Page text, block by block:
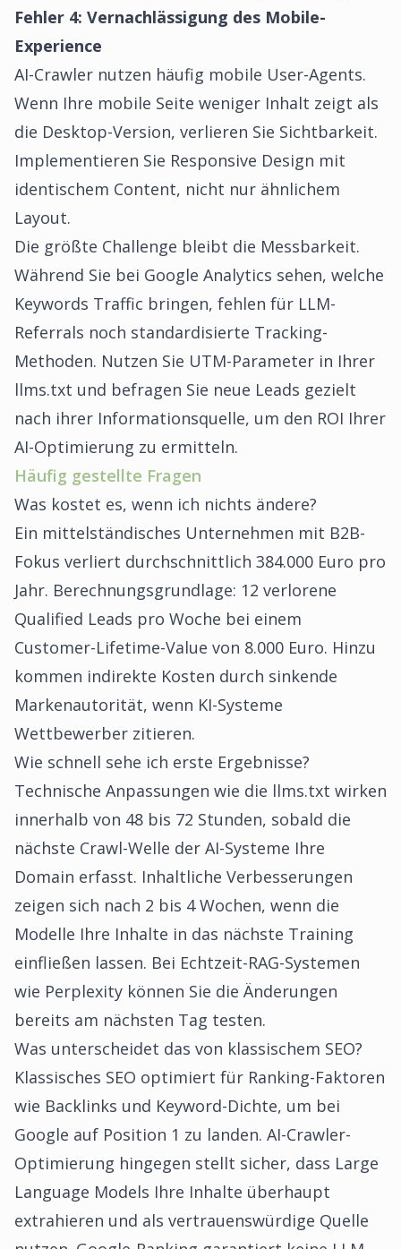
Fehler 4: Vernachlässigung des Mobile-
Experience
AI-Crawler nutzen häufig mobile User-Agents.
Wenn Ihre mobile Seite weniger Inhalt zeigt als
die Desktop-Version, verlieren Sie Sichtbarkeit.
Implementieren Sie Responsive Design mit
identischem Content, nicht nur ähnlichem
Layout.
Die größte Challenge bleibt die Messbarkeit.
Während Sie bei Google Analytics sehen, welche
Keywords Traffic bringen, fehlen für LLM-
Referrals noch standardisierte Tracking-
Methoden. Nutzen Sie UTM-Parameter in Ihrer
llms.txt und befragen Sie neue Leads gezielt
nach ihrer Informationsquelle, um den ROI Ihrer
AI-Optimierung zu ermitteln.
Häufig gestellte Fragen
Was kostet es, wenn ich nichts ändere?
Ein mittelständisches Unternehmen mit B2B-
Fokus verliert durchschnittlich 384.000 Euro pro
Jahr. Berechnungsgrundlage: 12 verlorene
Qualified Leads pro Woche bei einem
Customer-Lifetime-Value von 8.000 Euro. Hinzu
kommen indirekte Kosten durch sinkende
Markenautorität, wenn KI-Systeme
Wettbewerber zitieren.
Wie schnell sehe ich erste Ergebnisse?
Technische Anpassungen wie die llms.txt wirken
innerhalb von 48 bis 72 Stunden, sobald die
nächste Crawl-Welle der AI-Systeme Ihre
Domain erfasst. Inhaltliche Verbesserungen
zeigen sich nach 2 bis 4 Wochen, wenn die
Modelle Ihre Inhalte in das nächste Training
einfließen lassen. Bei Echtzeit-RAG-Systemen
wie Perplexity können Sie die Änderungen
bereits am nächsten Tag testen.
Was unterscheidet das von klassischem SEO?
Klassisches SEO optimiert für Ranking-Faktoren
wie Backlinks und Keyword-Dichte, um bei
Google auf Position 1 zu landen. AI-Crawler-
Optimierung hingegen stellt sicher, dass Large
Language Models Ihre Inhalte überhaupt
extrahieren und als vertrauenswürdige Quelle